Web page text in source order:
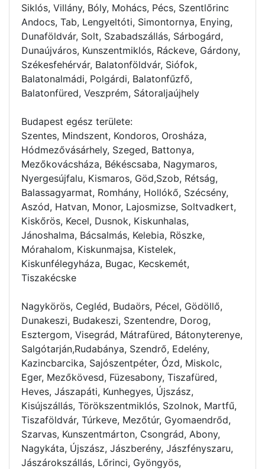
Siklós, Villány, Bóly, Mohács, Pécs, Szentlőrinc
Andocs, Tab, Lengyeltóti, Simontornya, Enying,
Dunaföldvár, Solt, Szabadszállás, Sárbogárd,
Dunaújváros, Kunszentmiklós, Ráckeve, Gárdony,
Székesfehérvár, Balatonföldvár, Siófok,
Balatonalmádi, Polgárdi, Balatonfűzfő,
Balatonfüred, Veszprém, Sátoraljaújhely
Budapest egész területe:
Szentes, Mindszent, Kondoros, Orosháza,
Hódmezővásárhely, Szeged, Battonya,
Mezőkovácsháza, Békéscsaba, Nagymaros,
Nyergesújfalu, Kismaros, Göd,Szob, Rétság,
Balassagyarmat, Romhány, Hollókő, Szécsény,
Aszód, Hatvan, Monor, Lajosmizse, Soltvadkert,
Kiskőrös, Kecel, Dusnok, Kiskunhalas,
Jánoshalma, Bácsalmás, Kelebia, Röszke,
Mórahalom, Kiskunmajsa, Kistelek,
Kiskunfélegyháza, Bugac, Kecskemét,
Tiszakécske
Nagykörös, Cegléd, Budaörs, Pécel, Gödöllő,
Dunakeszi, Budakeszi, Szentendre, Dorog,
Esztergom, Visegrád, Mátrafüred, Bátonyterenye,
Salgótarján,Rudabánya, Szendrő, Edelény,
Kazincbarcika, Sajószentpéter, Ózd, Miskolc,
Eger, Mezőkövesd, Füzesabony, Tiszafüred,
Heves, Jászapáti, Kunhegyes, Újszász,
Kisújszállás, Törökszentmiklós, Szolnok, Martfű,
Tiszaföldvár, Túrkeve, Mezőtúr, Gyomaendrőd,
Szarvas, Kunszentmárton, Csongrád, Abony,
Nagykáta, Újszász, Jászberény, Jászfényszaru,
Jászárokszállás, Lőrinci, Gyöngyös,